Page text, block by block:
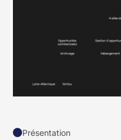
Présentation